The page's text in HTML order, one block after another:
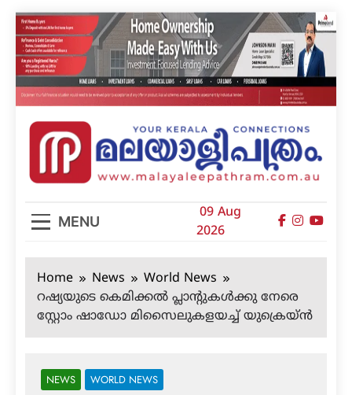
Skip
to
content
മലയാളിപത്രം
MENU
09 Aug
2026
Home News
World News
റഷ്യയുടെ കെമിക്കല്‍ പ്ലാന്റുകള്‍ക്കു നേരെ
സ്റ്റോം ഷാഡോ മിസൈലുകളയച്ച് യുക്രെയ്ന്‍
NEWS WORLD NEWS